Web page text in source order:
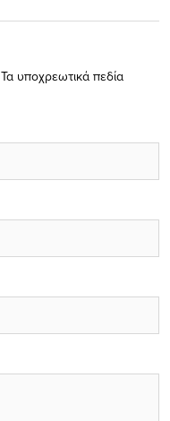
Τα υποχρεωτικά πεδία